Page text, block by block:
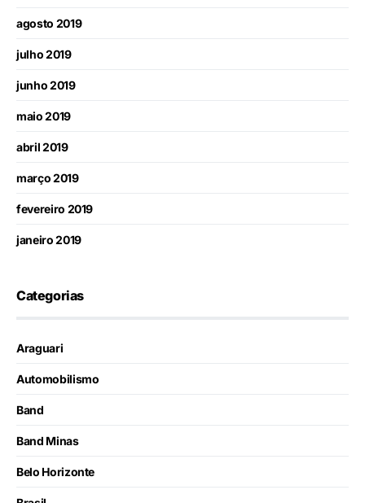
agosto 2019
julho 2019
junho 2019
maio 2019
abril 2019
março 2019
fevereiro 2019
janeiro 2019
Categorias
Araguari
Automobilismo
Band
Band Minas
Belo Horizonte